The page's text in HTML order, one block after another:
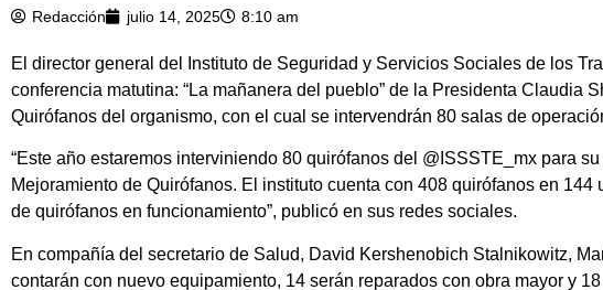
Redacción julio 14, 2025 8:10 am
El director general del Instituto de Seguridad y Servicios Sociales de los
conferencia matutina: “La mañanera del pueblo” de la Presidenta
Quirófanos del organismo, con el cual se intervendrán 80 salas de
“Este año estaremos interviniendo 80 quirófanos del @ISSSTE_mx para
Mejoramiento de Quirófanos. El instituto cuenta con 408 quirófanos en
de quirófanos en funcionamiento”, publicó en sus redes sociales.
En compañía del secretario de Salud, David Kershenobich Stalnikowitz,
contarán con nuevo equipamiento, 14 serán reparados con obra mayor y